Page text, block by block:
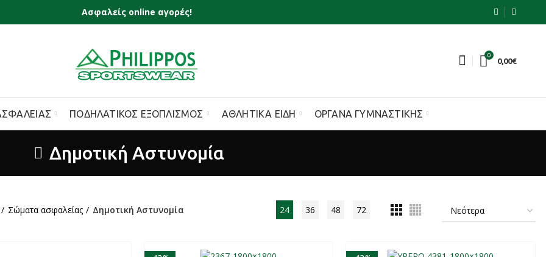
Ασφαλείς online αγορές!
0
0,00€
ΠΟΔΗΛΑΤΙΚΌΣ ΕΞΟΠΛΙΣΜΌΣ ΑΘΛΗΤΙΚΆ ΕΊΔΗ ΌΡΓΑΝΑ ΓΥΜΝΑΣΤΙΚΉΣ
Δημοτική Αστυνομία
Σώματα ασφαλείας Δημοτική Αστυνομία 24 36 48 72